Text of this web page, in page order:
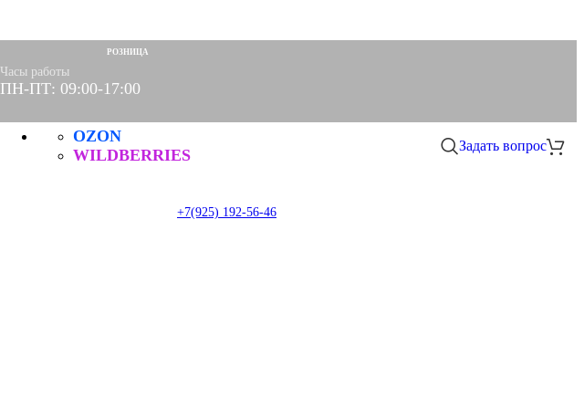
Часы работы
ПН-ПТ: 09:00-17:00
+7(925) 192-56-46
OZON
РОЗНИЦА
WILDBERRIES
Задать вопрос